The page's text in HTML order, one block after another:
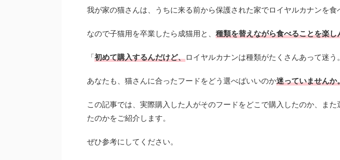
我が家の猫さんは、うちに来る前から保護された家でロイヤルカナンを食
なので子猫用を卒業したら成猫用と、 種類を替えながら食べることを楽し
「初めて購入するんだけど、ロイヤルカナンは種類がたくさんあって迷う
あなたも、猫さんに合ったフードをどう選べばいいのか迷っていませんか
この記事では、実際購入した人がそのフードをどこで購入したのか、ま
たのかをご紹介します。
ぜひ参考にしてください。